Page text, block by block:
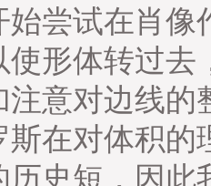
始尝试在肖
使形体转过去
注意对边线的
斯在对体积的
历史短，因